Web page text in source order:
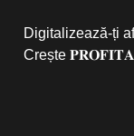
Digitalizează-ți
Crește